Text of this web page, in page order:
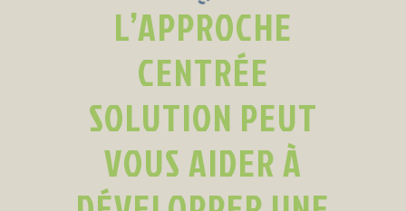
L’APPROCHE
CENTRÉE
SOLUTION PEUT
VOUS AIDER À